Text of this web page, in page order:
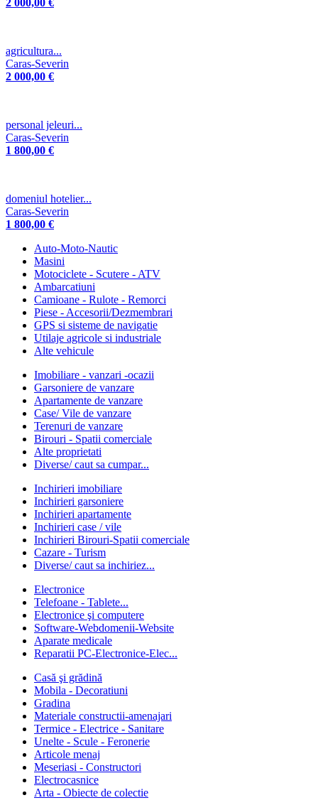
2 000,00 €
agricultura...
Caras-Severin
2 000,00 €
personal jeleuri...
Caras-Severin
1 800,00 €
domeniul hotelier...
Caras-Severin
1 800,00 €
Auto-Moto-Nautic
Masini
Motociclete - Scutere - ATV
Ambarcatiuni
Camioane - Rulote - Remorci
Piese - Accesorii/Dezmembrari
GPS si sisteme de navigatie
Utilaje agricole si industriale
Alte vehicule
Imobiliare - vanzari -ocazii
Garsoniere de vanzare
Apartamente de vanzare
Case/ Vile de vanzare
Terenuri de vanzare
Birouri - Spatii comerciale
Alte proprietati
Diverse/ caut sa cumpar...
Inchirieri imobiliare
Inchirieri garsoniere
Inchirieri apartamente
Inchirieri case / vile
Inchirieri Birouri-Spatii comerciale
Cazare - Turism
Diverse/ caut sa inchiriez...
Electronice
Telefoane - Tablete...
Electronice şi computere
Software-Webdomenii-Website
Aparate medicale
Reparatii PC-Electronice-Elec...
Casă şi grădină
Mobila - Decoratiuni
Gradina
Materiale constructii-amenajari
Termice - Electrice - Sanitare
Unelte - Scule - Feronerie
Articole menaj
Meseriasi - Constructori
Electrocasnice
Arta - Obiecte de colectie